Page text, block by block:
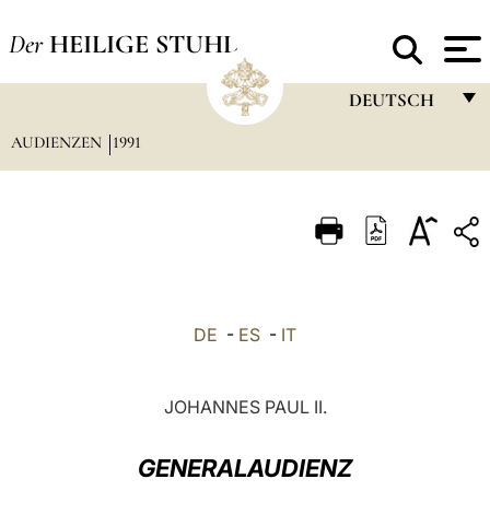
Der HEILIGE STUHL
DEUTSCH
ITALIANO
中文
AUDIENZEN 1991
DE - ES - IT
JOHANNES PAUL II.
GENERALAUDIENZ